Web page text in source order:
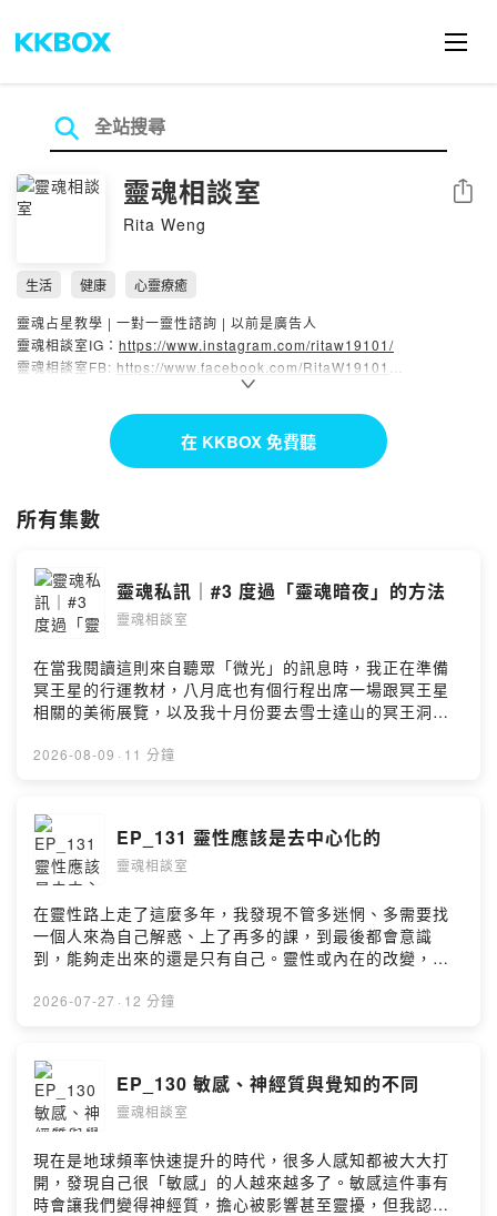
靈魂相談室
Rita Weng
分享
生活 健康
心靈療癒
靈魂占星教學 | 一對一靈性諮詢 | 以前是廣告人
靈魂相談室IG： https://www.instagram.com/ritaw19101/
靈魂相談室FB: https://www.facebook.com/RitaW19101
https://soul-dialogue.com/
Hosting provided by SoundOn
在 KKBOX 免費聽
所有集數
靈魂私訊｜#3 度過「靈魂暗夜」的方法
靈魂相談室
在當我閱讀這則來自聽眾「微光」的訊息時，我正在準備
冥王星的行運教材，八月底也有個行程出席一場跟冥王星
相關的美術展覽，以及我十月份要去雪士達山的冥王洞。
光。冥王星這顆星，與通過黑暗後重生有關，讓我覺得非
Dear Rita靈魂私訊：
https://forms.gle/SCuJq3kmwpAzrdsbA 雪士達山旅修
報名中：https://forms.gle/ywPebBjvHaS6jeeP8 星球療
癒卡免運中：https://forms.gle/piaMwvx26oiHCjxB8 --
Hosting provided by SoundOn
2026-08-09 · 11 分鐘
EP_131 靈性應該是去中心化的
靈魂相談室
在靈性路上走了這麼多年，我發現不管多迷惘、多需要找
一個人來為自己解惑、上了再多的課，到最後都會意識
到，能夠走出來的還是只有自己。靈性或內在的改變，說
人，會希望有越來越多人相信自己、跟隨自己呢？除了感
找到那一輩子帶領我們的上師。 - 雪士達山行程與報名表
單： https://forms.gle/ywPebBjvHaS6jeeP8 美國北加州
雪士達山說明會影片： https://youtu.be/ZZw-bDKJuy8?
si=oILZJg-3YXq076qX --Hosting provided by
SoundOn
2026-07-27 · 12 分鐘
EP_130 敏感、神經質與覺知的不同
靈魂相談室
現在是地球頻率快速提升的時代，很多人感知都被大大打
開，發現自己很「敏感」的人越來越多了。敏感這件事有
時會讓我們變得神經質，擔心被影響甚至靈擾，但我認為